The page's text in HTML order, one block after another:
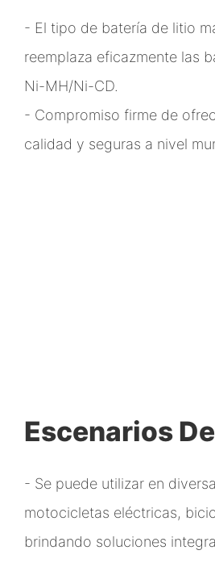
- El tipo de batería de litio
reemplaza eficazmente las
Ni-MH/Ni-CD.
- Compromiso firme de
calidad y seguras a nivel
Escenarios
- Se puede utilizar en
motocicletas eléctricas,
brindando soluciones